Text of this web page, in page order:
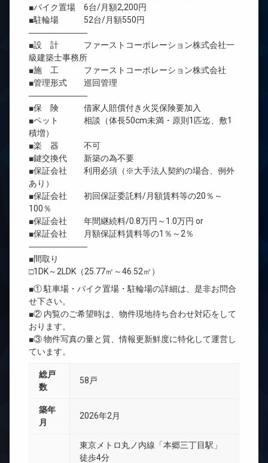
■バイク置場 6台/月額2,200円
■駐輪場 52台/月額550円
―――――――
■設 計 ファーストコーポレーション株式会社一
級建築士事務所
■施 工 ファーストコーポレーション株式会社
■管理形式 巡回管理
―――――――
■保 険 借家人賠償付き火災保険要加入
■ペット 相談（体長50cm未満・原則1匹迄、敷1
積増）
■楽 器 不可
■鍵交換代 新築の為不要
■保証会社 利用必須（※大手法人契約の場合、例外
あり）
■保証会社 初回保証委託料/月額賃料等の20％～
100％
■保証会社 年間継続料/0.8万円～1.0万円 or
■保証会社 月額保証料賃料等の1％～2％
―――――――
■間取り
□1DK～2LDK（25.77㎡～46.52㎡）
■① 駐車場・バイク置場・駐輪場の詳細は、是非お問合
せ下さい。
■② 内覧のご希望時は、物件現地待ち合わせ対応をして
おります。
■③ 物件写真の量と質、情報更新鮮度に特化して運営し
ています。
総戸
数
58戸
築年
月
2026年2月
東京メトロ丸ノ内線「本郷三丁目駅」
徒歩4分